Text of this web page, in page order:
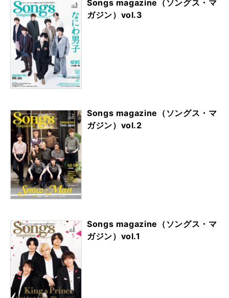
Songs magazine（ソングス・マ
ガジン）vol.3
Songs magazine（ソングス・マ
ガジン）vol.2
Songs magazine（ソングス・マ
ガジン）vol.1